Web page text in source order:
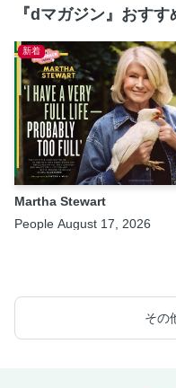
『dマガジン』おすす
新着
Martha Stewart
People August 17, 2026
その